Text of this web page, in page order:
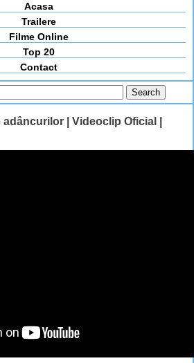
Acasa
Trailere
Filme Online
Top 20
Contact
| Videoclip Oficial |